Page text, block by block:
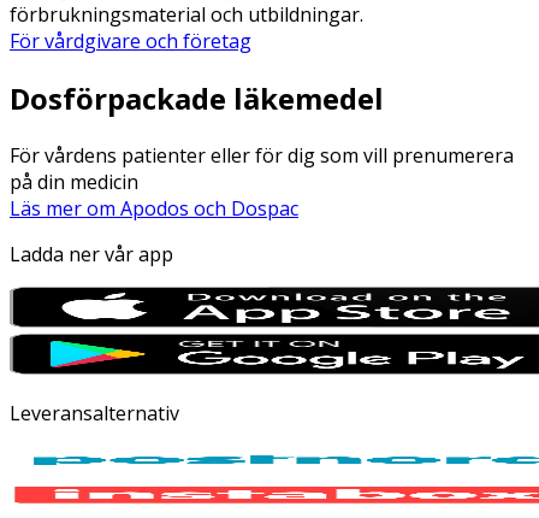
förbrukningsmaterial och utbildningar.
För vårdgivare och företag
Dosförpackade läkemedel
För vårdens patienter eller för dig som vill prenumerera
på din medicin
Läs mer om Apodos och Dospac
Ladda ner vår app
Leveransalternativ